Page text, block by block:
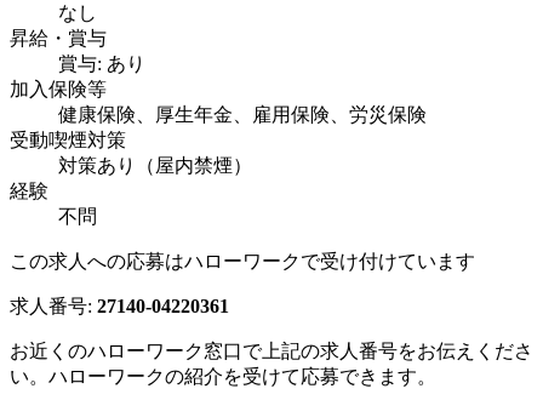
なし
昇給・賞与
賞与: あり
加入保険等
健康保険、厚生年金、雇用保険、労災保険
受動喫煙対策
対策あり（屋内禁煙）
経験
不問
この求人への応募はハローワークで受け付けています
求人番号: 27140-04220361
お近くのハローワーク窓口で上記の求人番号をお伝えくださ
い。ハローワークの紹介を受けて応募できます。